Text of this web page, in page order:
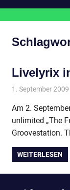
Livelyrix
1. September 2009
Am 2.
unlimited „The
Groovestation.
WEITERLESEN